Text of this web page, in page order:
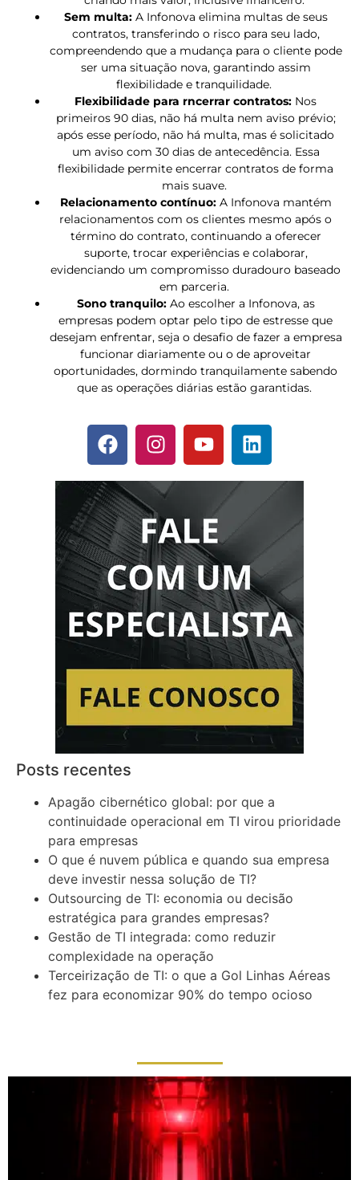
Sem multa:A Infonova elimina multas de seus
contratos, transferindo o risco para seu lado,
compreendendo que a mudança para o cliente pode
ser uma situação nova, garantindo assim
flexibilidade e tranquilidade.
Flexibilidade para rncerrar contratos: Nos
primeiros 90 dias, não há multa nem aviso prévio;
após esse período, não há multa, mas é solicitado
um aviso com 30 dias de antecedência. Essa
flexibilidade permite encerrar contratos de forma
mais suave.
Relacionamento contínuo:A Infonova mantém
relacionamentos com os clientes mesmo após o
término do contrato, continuando a oferecer
suporte, trocar experiências e colaborar,
evidenciando um compromisso duradouro baseado
em parceria.
Sono tranquilo:Ao escolher a Infonova, as
empresas podem optar pelo tipo de estresse que
desejam enfrentar, seja o desafio de fazer a empresa
funcionar diariamente ou o de aproveitar
oportunidades, dormindo tranquilamente sabendo
que as operações diárias estão garantidas.
Posts recentes
Apagão cibernético global: por que a
continuidade operacional em TI virou prioridade
para empresas
O que é nuvem pública e quando sua empresa
deve investir nessa solução de TI?
Outsourcing de TI: economia ou decisão
estratégica para grandes empresas?
Gestão de TI integrada: como reduzir
complexidade na operação
Terceirização de TI: o que a Gol Linhas Aéreas
fez para economizar 90% do tempo ocioso